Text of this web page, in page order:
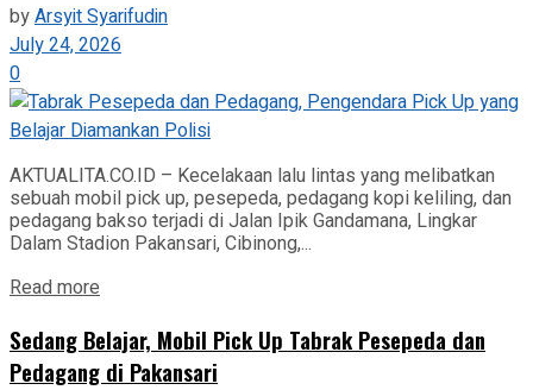
byArsyit Syarifudin
July 24, 2026
0
AKTUALITA.CO.ID – Kecelakaan lalu lintas yang melibatkan
sebuah mobil pick up, pesepeda, pedagang kopi keliling, dan
pedagang bakso terjadi di Jalan Ipik Gandamana, Lingkar
Dalam Stadion Pakansari, Cibinong,...
Read more
Sedang Belajar, Mobil Pick Up Tabrak Pesepeda dan
Pedagang di Pakansari